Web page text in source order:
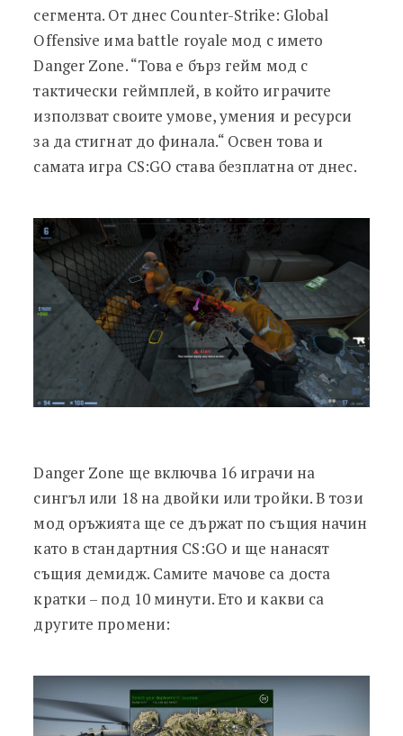
сегмента. От днес Counter-Strike: Global
Offensive има battle royale мод с името
Danger Zone. “Това е бърз гейм мод с
тактически геймплей, в който играчите
използват своите умове, умения и ресурси
за да стигнат до финала.“ Освен това и
самата игра CS:GO става безплатна от днес.
Danger Zone ще включва 16 играчи на
сингъл или 18 на двойки или тройки. В този
мод оръжията ще се държат по същия начин
като в стандартния CS:GO и ще нанасят
същия демидж. Самите мачове са доста
кратки – под 10 минути. Ето и какви са
другите промени: